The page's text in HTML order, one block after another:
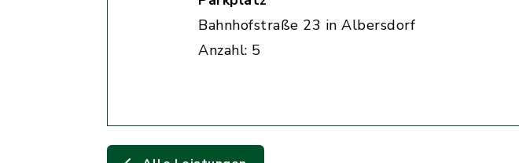
Bahnhofstraße 23 in Albersdorf
Anzahl: 5